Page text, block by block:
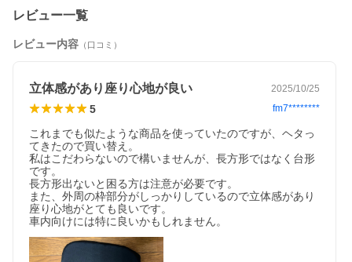
レビュー一覧
レビュー内容 （口コミ）
立体感があり座り心地が良い 2025/10/25
5 fm7********
これまでも似たような商品を使っていたのですが、ヘタっ
てきたので買い替え。
私はこだわらないので構いませんが、長方形ではなく台形
です。
長方形出ないと困る方は注意が必要です。
また、外周の枠部分がしっかりしているので立体感があり
座り心地がとても良いです。
車内向けには特に良いかもしれません。